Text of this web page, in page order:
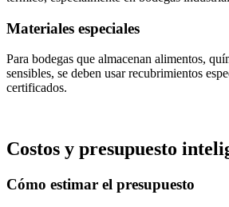
Materiales especiales
Para bodegas que almacenan alimentos,
sensibles, se deben usar recubrimientos
certificados.
Costos y presupuesto
Cómo estimar el presupuesto